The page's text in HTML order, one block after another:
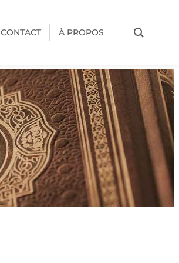
CONTACT À PROPOS